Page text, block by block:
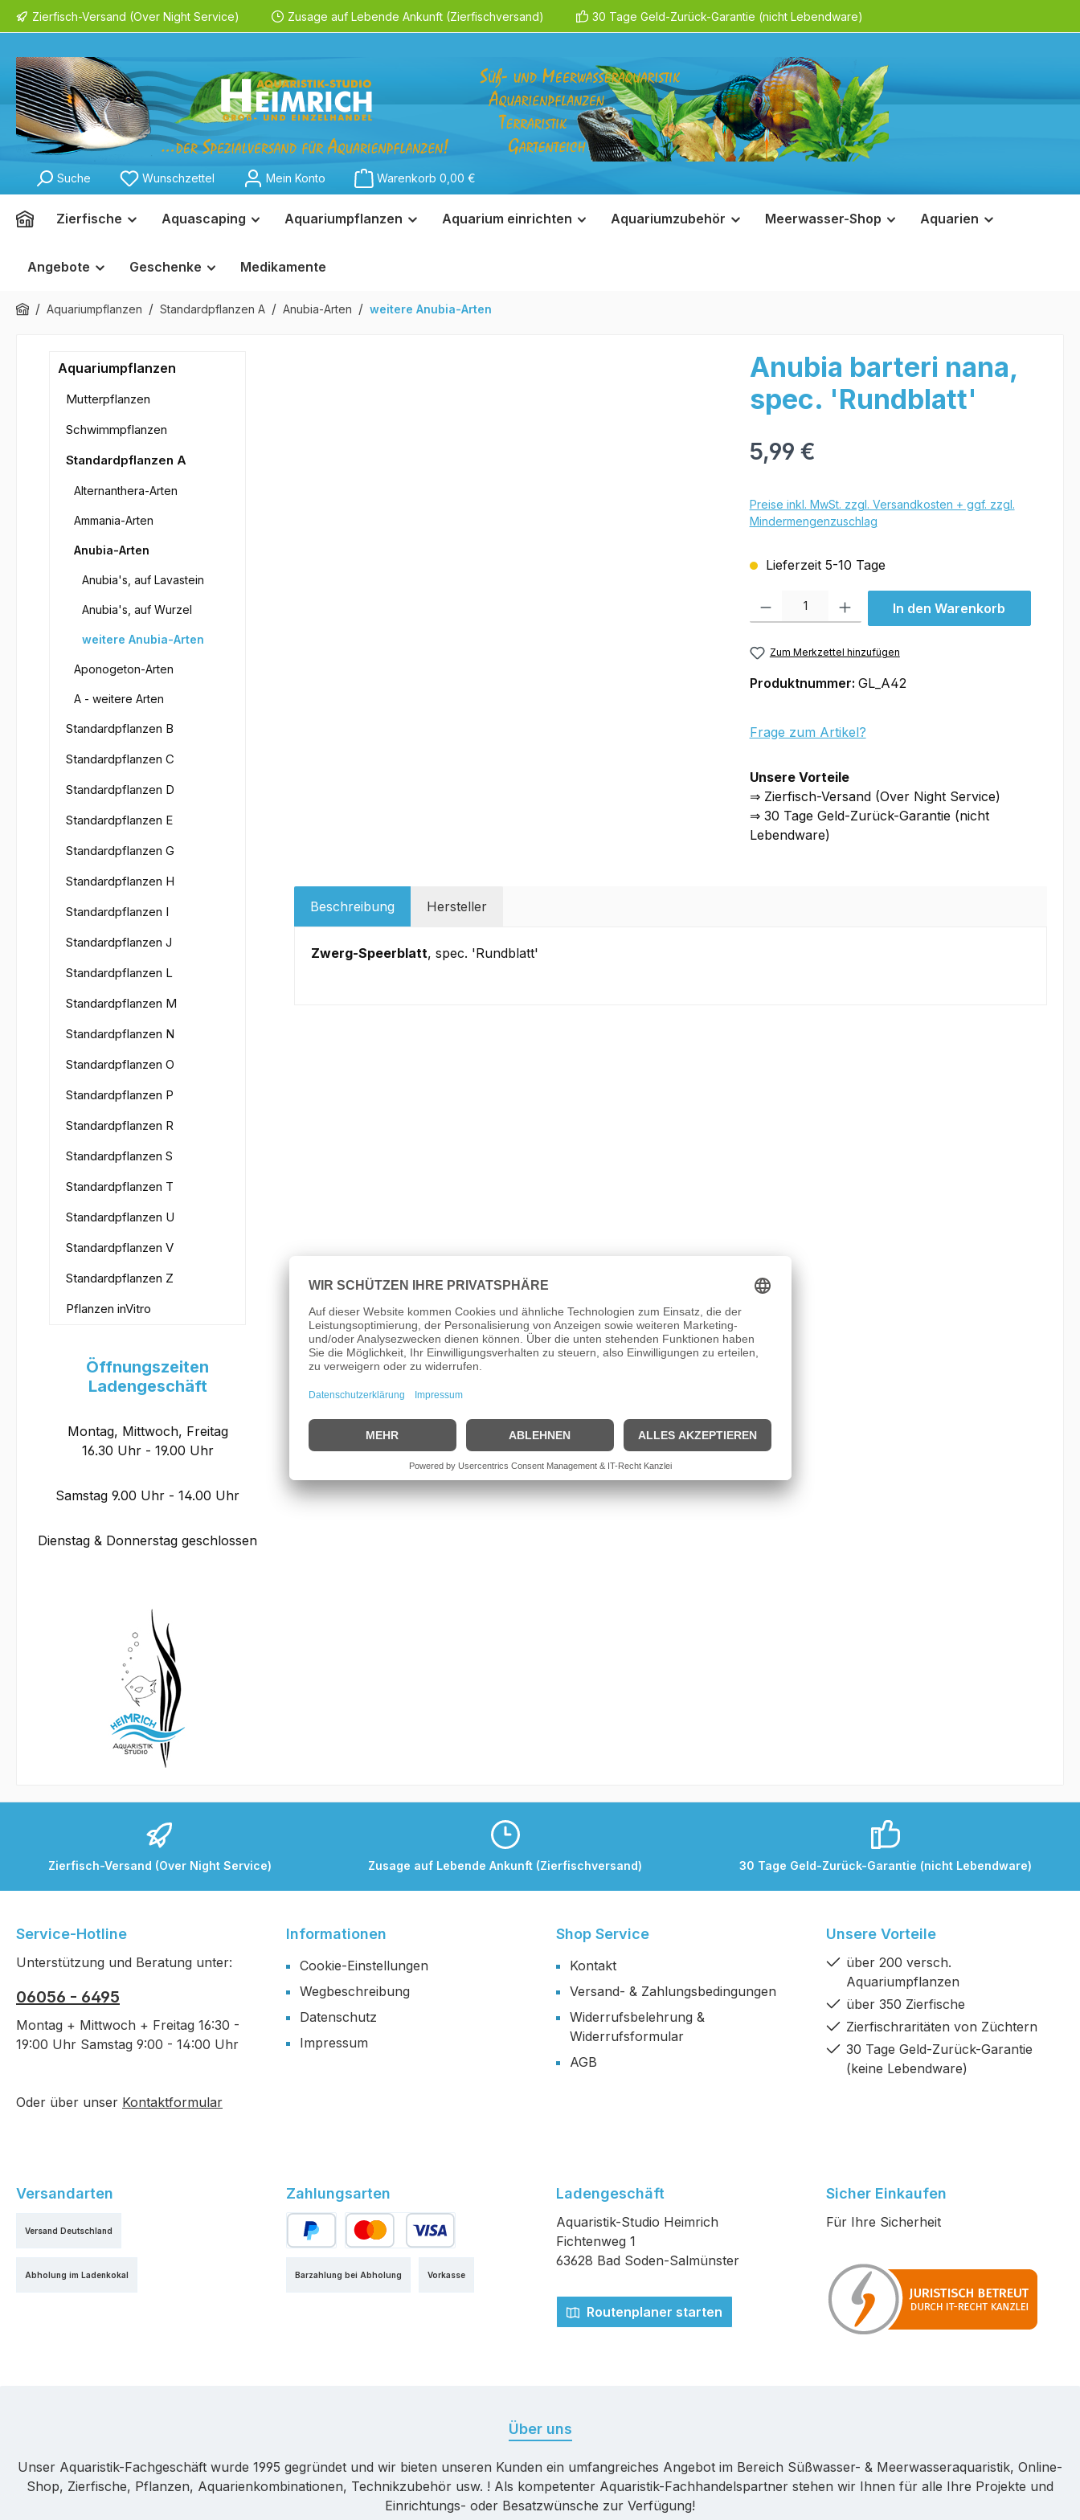
Zur Hauptnavigation springen
Zierfisch-Versand (Over Night Service) Zusage auf Lebende Ankunft (Zierfischversand) 30 Tage Geld-Zurück-Garantie (nicht Lebendware)
Suche Wunschzettel Mein Konto Warenkorb 0,00 €
Zierfische Aquascaping Aquariumpflanzen Aquarium einrichten Aquariumzubehör Meerwasser-Shop Aquarien
Angebote Geschenke Medikamente
/ Aquariumpflanzen / Standardpflanzen A / Anubia-Arten / weitere Anubia-Arten
Aquariumpflanzen
Mutterpflanzen
Schwimmpflanzen
Standardpflanzen A
Alternanthera-Arten
Ammania-Arten
Anubia-Arten
Anubia's, auf Lavastein
Anubia's, auf Wurzel
weitere Anubia-Arten
Aponogeton-Arten
A - weitere Arten
Standardpflanzen B
Standardpflanzen C
Standardpflanzen D
Standardpflanzen E
Standardpflanzen G
Standardpflanzen H
Standardpflanzen I
Standardpflanzen J
Standardpflanzen L
Standardpflanzen M
Standardpflanzen N
Standardpflanzen O
Standardpflanzen P
Standardpflanzen R
Standardpflanzen S
Standardpflanzen T
Standardpflanzen U
Standardpflanzen V
Standardpflanzen Z
Pflanzen inVitro
Öffnungszeiten
Ladengeschäft
Montag, Mittwoch, Freitag
16.30 Uhr - 19.00 Uhr
Samstag 9.00 Uhr - 14.00 Uhr
Dienstag & Donnerstag geschlossen
Anubia barteri nana,
spec. 'Rundblatt'
5,99 €
Preise inkl. MwSt. zzgl. Versandkosten + ggf. zzgl.
Mindermengenzuschlag
Lieferzeit 5-10 Tage
In den Warenkorb
Zum Merkzettel hinzufügen
Produktnummer: GL_A42
Frage zum Artikel?
Unsere Vorteile
⇒ Zierfisch-Versand (Over Night Service)
⇒ 30 Tage Geld-Zurück-Garantie (nicht
Lebendware)
Beschreibung Hersteller
Zwerg-Speerblatt, spec. 'Rundblatt'
Zierfisch-Versand (Over Night Service) Zusage auf Lebende Ankunft (Zierfischversand) 30 Tage Geld-Zurück-Garantie (nicht Lebendware)
Service-Hotline
Unterstützung und Beratung unter:
06056 - 6495
Montag + Mittwoch + Freitag 16:30 -
19:00 Uhr Samstag 9:00 - 14:00 Uhr
Oder über unser Kontaktformular
Informationen
Cookie-Einstellungen
Wegbeschreibung
Datenschutz
Impressum
Shop Service
Kontakt
Versand- & Zahlungsbedingungen
Widerrufsbelehrung &
Widerrufsformular
AGB
Unsere Vorteile
über 200 versch.
Aquariumpflanzen
über 350 Zierfische
Zierfischraritäten von Züchtern
30 Tage Geld-Zurück-Garantie
(keine Lebendware)
Versandarten
Versand Deutschland
Abholung im Ladenkokal
Zahlungsarten
Vorkasse
Barzahlung bei Abholung
Ladengeschäft
Aquaristik-Studio Heimrich
Fichtenweg 1
63628 Bad Soden-Salmünster
Routenplaner starten
Sicher Einkaufen
Für Ihre Sicherheit
Über uns
Unser Aquaristik-Fachgeschäft wurde 1995 gegründet und wir bieten unseren Kunden ein umfangreiches Angebot im Bereich Süßwasser- & Meerwasseraquaristik, Online-
Shop, Zierfische, Pflanzen, Aquarienkombinationen, Technikzubehör usw. ! Als kompetenter Aquaristik-Fachhandelspartner stehen wir Ihnen für alle Ihre Projekte und
Einrichtungs- oder Besatzwünsche zur Verfügung!